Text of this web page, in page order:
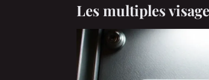
Les multiples